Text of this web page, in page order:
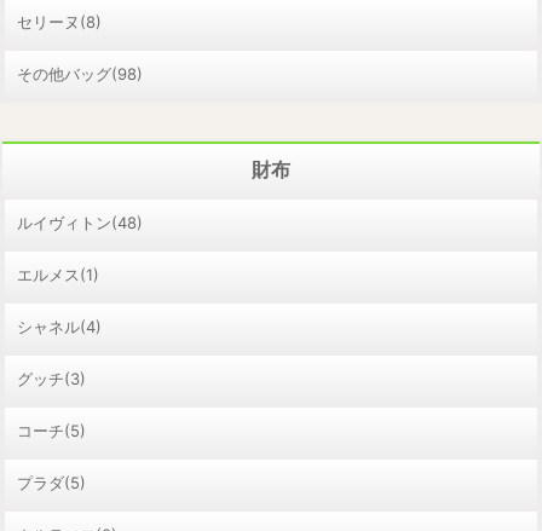
セリーヌ(8)
その他バッグ(98)
財布
ルイヴィトン(48)
エルメス(1)
シャネル(4)
グッチ(3)
コーチ(5)
プラダ(5)